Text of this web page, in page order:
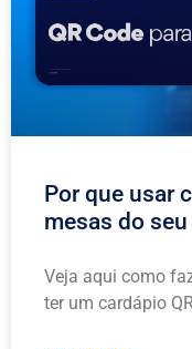
Por que usar
mesas do
Veja aqui como
ter um cardápio